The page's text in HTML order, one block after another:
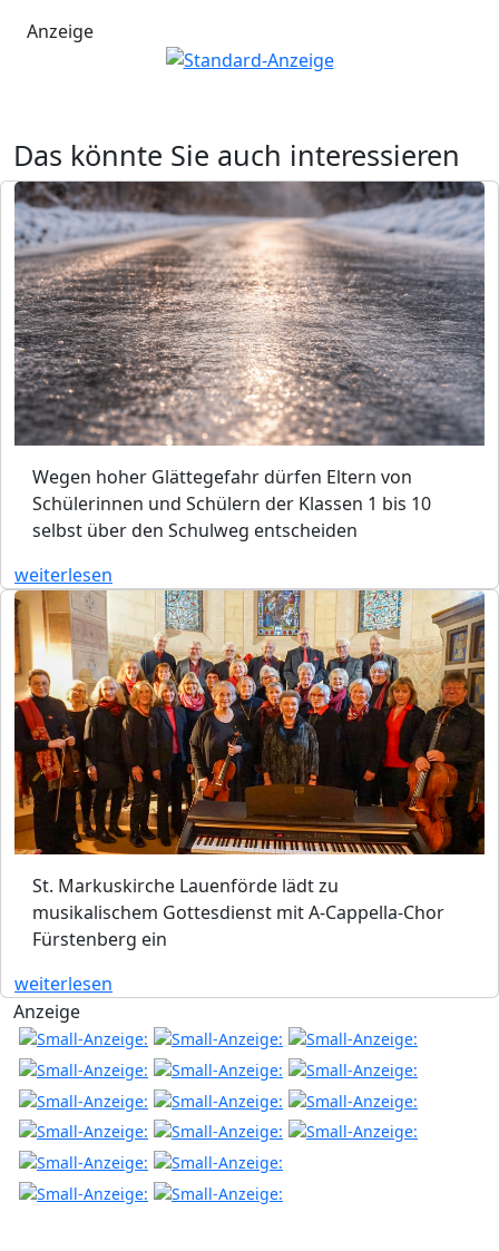
Anzeige
Das könnte Sie auch interessieren
Wegen hoher Glättegefahr dürfen Eltern von
Schülerinnen und Schülern der Klassen 1 bis 10
selbst über den Schulweg entscheiden
weiterlesen
St. Markuskirche Lauenförde lädt zu
musikalischem Gottesdienst mit A-Cappella-Chor
Fürstenberg ein
weiterlesen
Anzeige